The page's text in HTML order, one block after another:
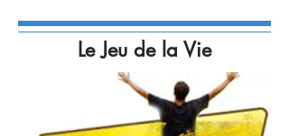
Le Jeu de la Vie